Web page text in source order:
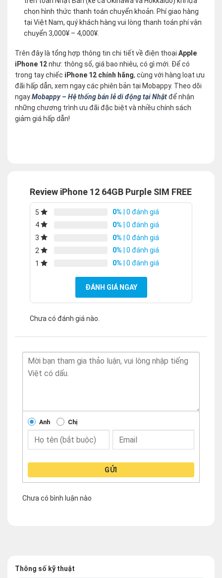
chọn hình thức thanh toán chuyển khoản. Phí giao hàng
tại Việt Nam, quý khách hàng vui lòng thanh toán phí vận
chuyển 3,000¥ – 4,000¥.
Trên đây là tổng hợp thông tin chi tiết về điện thoại Apple
iPhone 12như: thông số, giá bao nhiêu, có gì mới. Để có
trong tay chiếc iPhone 12 chính hãng, cùng với hàng loạt ưu
đãi hấp dẫn, xem ngay các phiên bản tại Mobappy. Theo dõi
ngayMobappy – Hệ thống bán lẻ di động tại Nhậtđể nhận
những chương trình ưu đãi đặc biệt và nhiều chính sách
giảm giá hấp dẫn!
Review iPhone 12 64GB Purple SIM FREE
5 0% | 0 đánh giá
4
0% | 0 đánh giá
3
0% | 0 đánh giá
2
0% | 0 đánh giá
1
0% | 0 đánh giá
ĐÁNH GIÁ NGAY
Chưa có đánh giá nào.
Anh Chị
GỬI
Chưa có bình luận nào
Thông số kỹ thuật